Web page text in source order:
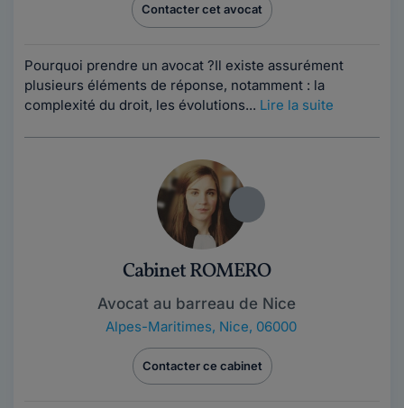
Contacter cet avocat
Pourquoi prendre un avocat ?Il existe assurément
plusieurs éléments de réponse, notamment : la
complexité du droit, les évolutions... Lire la suite
Cabinet ROMERO
Avocat au barreau de Nice
Alpes-Maritimes, Nice, 06000
Contacter ce cabinet